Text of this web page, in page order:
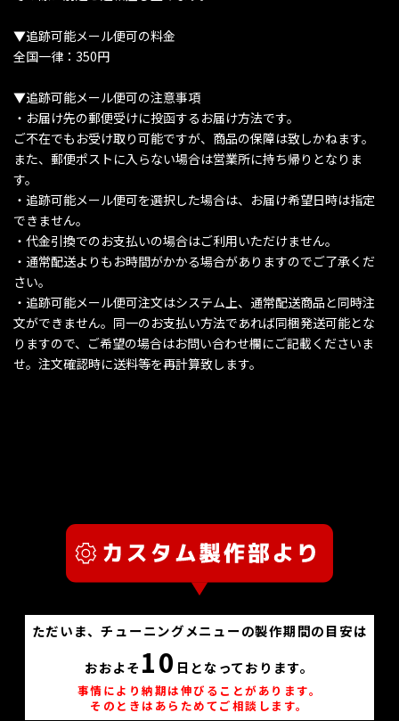
▼追跡可能メール便可の料金
全国一律：350円
▼追跡可能メール便可の注意事項
・お届け先の郵便受けに投函するお届け方法です。
ご不在でもお受け取り可能ですが、商品の保障は致しかねます。
また、郵便ポストに入らない場合は営業所に持ち帰りとなりま
す。
・追跡可能メール便可を選択した場合は、お届け希望日時は指定
できません。
・代金引換でのお支払いの場合はご利用いただけません。
・通常配送よりもお時間がかかる場合がありますのでご了承くだ
さい。
・追跡可能メール便可注文はシステム上、通常配送商品と同時注
文ができません。同一のお支払い方法であれば同梱発送可能とな
りますので、ご希望の場合はお問い合わせ欄にご記載くださいま
せ。注文確認時に送料等を再計算致します。
ただいま、チューニングメニューの製作期間の目安は
おおよそ 10 日となっております。
事情により納期は伸びることがあります。
そのときはあらためてご相談します。